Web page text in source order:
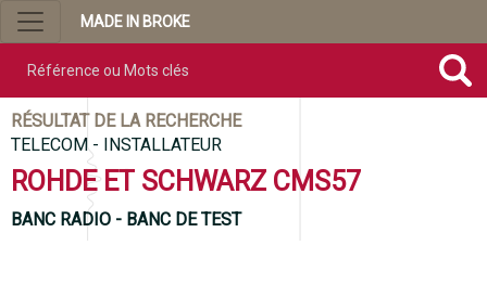
MADE IN BROKE
RÉSULTAT DE LA RECHERCHE
TELECOM - INSTALLATEUR
ROHDE ET SCHWARZ CMS57
BANC RADIO - BANC DE TEST